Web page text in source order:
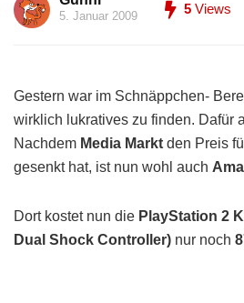
5. Januar 2009 5 Views
Gestern war im Schnäppchen-
wirklich lukratives zu finden. Dafür
Nachdem Media Markt den Preis
gesenkt hat, ist nun wohl auch
Dort kostet nun die PlayStation 2
Dual Shock Controller) nur noch